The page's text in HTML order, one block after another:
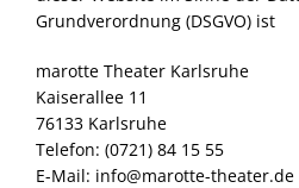
Grundverordnung (DSGVO) ist
marotte Theater Karlsruhe
Kaiserallee 11
76133 Karlsruhe
Telefon: (0721) 84 15 55
E-Mail: info@marotte-theater.de